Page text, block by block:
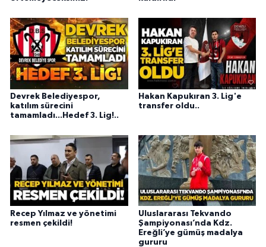
Devrek Belediyespor,
katılım sürecini
tamamladı...Hedef 3. Lig!..
Hakan Kapukıran 3. Lig'e
transfer oldu..
Recep Yılmaz ve yönetimi
resmen çekildi!
Uluslararası Tekvando
Şampiyonası’nda Kdz.
Ereğli’ye gümüş madalya
gururu